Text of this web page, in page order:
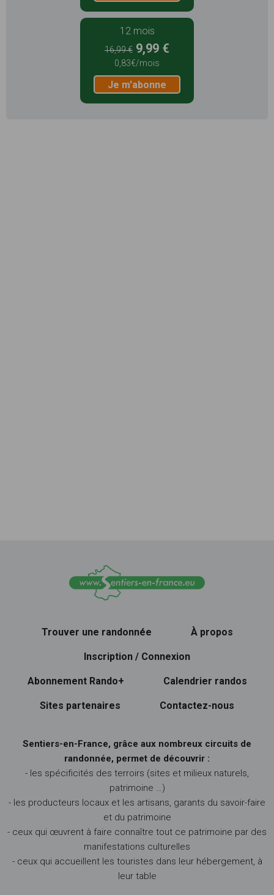
12 mois
16,99 € 9,99 €
0,83€/mois
Je m'abonne
Trouver une randonnée À propos
Inscription / Connexion
Abonnement Rando+ Calendrier randos
Sites partenaires Contactez-nous
Sentiers-en-France, grâce aux nombreux circuits de
randonnée, permet de découvrir :
- les spécificités des terroirs (sites et milieux naturels,
patrimoine …)
- les producteurs locaux et les artisans, garants du savoir-faire
et du patrimoine
- ceux qui œuvrent à faire connaître tout ce patrimoine par des
manifestations culturelles
- ceux qui accueillent les touristes dans leur hébergement, à
leur table